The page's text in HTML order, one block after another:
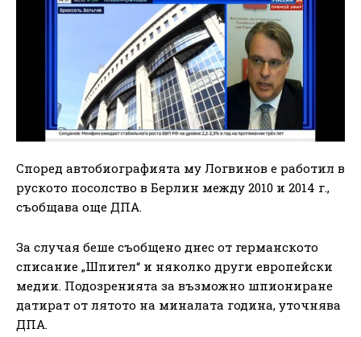
Според автобиографията му Логвинов е работил в
руското посолство в Берлин между 2010 и 2014 г.,
съобщава още ДПА.
За случая беше съобщено днес от германското
списание „Шпигел“ и няколко други европейски
медии. Подозренията за възможно шпиониране
датират от лятото на миналата година, уточнява
ДПА.